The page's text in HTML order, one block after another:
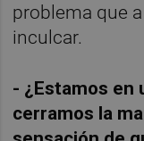
problema que
inculcar.
- ¿Estamos en
cerramos la